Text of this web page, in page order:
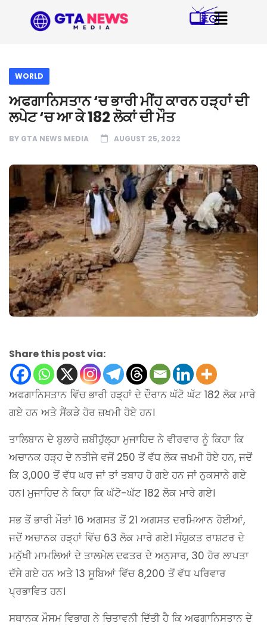
WORLD
ਅਫਗਾਨਿਸਤਾਨ ‘ਚ ਭਾਰੀ ਮੀਂਹ ਕਾਰਨ ਹੜ੍ਹਾਂ ਦੀ
ਲਪੇਟ ‘ਚ ਆ ਕੇ 182 ਲੋਕਾਂ ਦੀ ਮੌਤ
BY GTA NEWS MEDIA AUGUST 25, 2022
Share this post via:
ਅਫਗਾਨਿਸਤਾਨ ਵਿੱਚ ਭਾਰੀ ਹੜ੍ਹਾਂ ਦੇ ਦੌਰਾਨ ਘੱਟੋ ਘੱਟ 182 ਲੋਕ ਮਾਰੇ
ਗਏ ਹਨ ਅਤੇ ਸੈਂਕੜੇ ਹੋਰ ਜ਼ਖਮੀ ਹੋਏ ਹਨ।
ਤਾਲਿਬਾਨ ਦੇ ਬੁਲਾਰੇ ਜ਼ਬੀਹੁੱਲ੍ਹਾ ਮੁਜਾਹਿਦ ਨੇ ਵੀਰਵਾਰ ਨੂੰ ਕਿਹਾ ਕਿ
ਅਚਾਨਕ ਹੜ੍ਹ ਦੇ ਨਤੀਜੇ ਵਜੋਂ 250 ਤੋਂ ਵੱਧ ਲੋਕ ਜ਼ਖਮੀ ਹੋਏ ਹਨ, ਜਦੋਂ
ਕਿ 3,000 ਤੋਂ ਵੱਧ ਘਰ ਜਾਂ ਤਾਂ ਤਬਾਹ ਹੋ ਗਏ ਹਨ ਜਾਂ ਨੁਕਸਾਨੇ ਗਏ
ਹਨ। ਮੁਜਾਹਿਦ ਨੇ ਕਿਹਾ ਕਿ ਘੱਟੋ-ਘੱਟ 182 ਲੋਕ ਮਾਰੇ ਗਏ।
ਸਭ ਤੋਂ ਭਾਰੀ ਮੌਤਾਂ 16 ਅਗਸਤ ਤੋਂ 21 ਅਗਸਤ ਦਰਮਿਆਨ ਹੋਈਆਂ,
ਜਦੋਂ ਅਚਾਨਕ ਹੜ੍ਹਾਂ ਵਿੱਚ 63 ਲੋਕ ਮਾਰੇ ਗਏ। ਸੰਯੁਕਤ ਰਾਸ਼ਟਰ ਦੇ
ਮਨੁੱਖੀ ਮਾਮਲਿਆਂ ਦੇ ਤਾਲਮੇਲ ਦਫਤਰ ਦੇ ਅਨੁਸਾਰ, 30 ਹੋਰ ਲਾਪਤਾ
ਦੱਸੇ ਗਏ ਹਨ ਅਤੇ 13 ਸੂਬਿਆਂ ਵਿੱਚ 8,200 ਤੋਂ ਵੱਧ ਪਰਿਵਾਰ
ਪ੍ਰਭਾਵਿਤ ਹਨ।
ਸਥਾਨਕ ਮੌਸਮ ਵਿਭਾਗ ਨੇ ਚਿਤਾਵਨੀ ਦਿੱਤੀ ਹੈ ਕਿ ਅਫਗਾਨਿਸਤਾਨ ਦੇ